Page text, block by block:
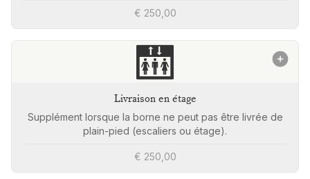
€ 250,00
🛗
Livraison en étage
Supplément lorsque la borne ne peut pas être livrée de
plain-pied (escaliers ou étage).
€ 250,00